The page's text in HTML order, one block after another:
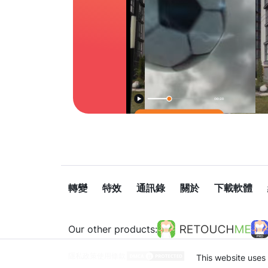
轉變 特效 通訊錄 關於 下載軟體
Our other products:
This website